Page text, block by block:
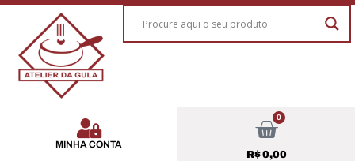
MINHA CONTA
0
R$0,00